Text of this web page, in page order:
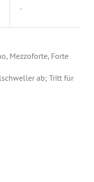
.
Mezzoforte, Forte
ab; Tritt für